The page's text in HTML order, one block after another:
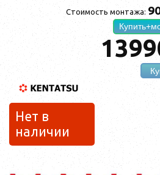
Стоимость монтажа:
Нет в
наличии